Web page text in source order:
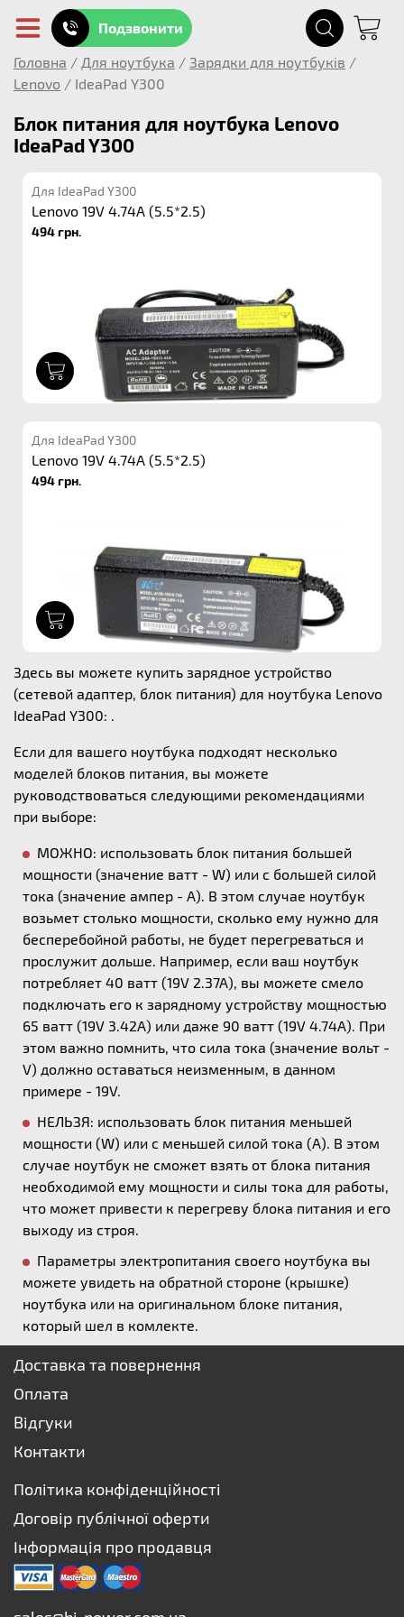
Подзвонити
Головна / Для ноутбука / Зарядки для ноутбуків /
Lenovo / IdeaPad Y300
Блок питания для ноутбука Lenovo
IdeaPad Y300
Для IdeaPad Y300
Lenovo 19V 4.74A (5.5*2.5)
494 грн.
Для IdeaPad Y300
Lenovo 19V 4.74A (5.5*2.5)
494 грн.
Здесь вы можете купить зарядное устройство
(сетевой адаптер, блок питания) для ноутбука Lenovo
IdeaPad Y300: .
Если для вашего ноутбука подходят несколько
моделей блоков питания, вы можете
руководствоваться следующими рекомендациями
при выборе:
МОЖНО: использовать блок питания большей
мощности (значение ватт - W) или с большей силой
тока (значение ампер - А). В этом случае ноутбук
возьмет столько мощности, сколько ему нужно для
бесперебойной работы, не будет перегреваться и
прослужит дольше. Например, если ваш ноутбук
потребляет 40 ватт (19V 2.37A), вы можете смело
подключать его к зарядному устройству мощностью
65 ватт (19V 3.42A) или даже 90 ватт (19V 4.74A). При
этом важно помнить, что сила тока (значение вольт -
V) должно оставаться неизменным, в данном
примере - 19V.
НЕЛЬЗЯ: использовать блок питания меньшей
мощности (W) или с меньшей силой тока (А). В этом
случае ноутбук не сможет взять от блока питания
необходимой ему мощности и силы тока для работы,
что может привести к перегреву блока питания и его
выходу из строя.
Параметры электропитания своего ноутбука вы
можете увидеть на обратной стороне (крышке)
ноутбука или на оригинальном блоке питания,
который шел в комлекте.
Доставка та повернення
Оплата
Відгуки
Контакти
Політика конфіденційності
Договір публічної оферти
Інформація про продавця